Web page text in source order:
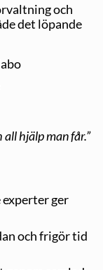
och
det löpande
hjälp man får.”
experter ger
och frigör tid